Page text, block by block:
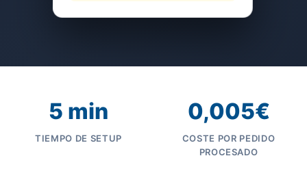
5 min
TIEMPO DE SETUP
0,005€
COSTE POR PEDIDO
PROCESADO